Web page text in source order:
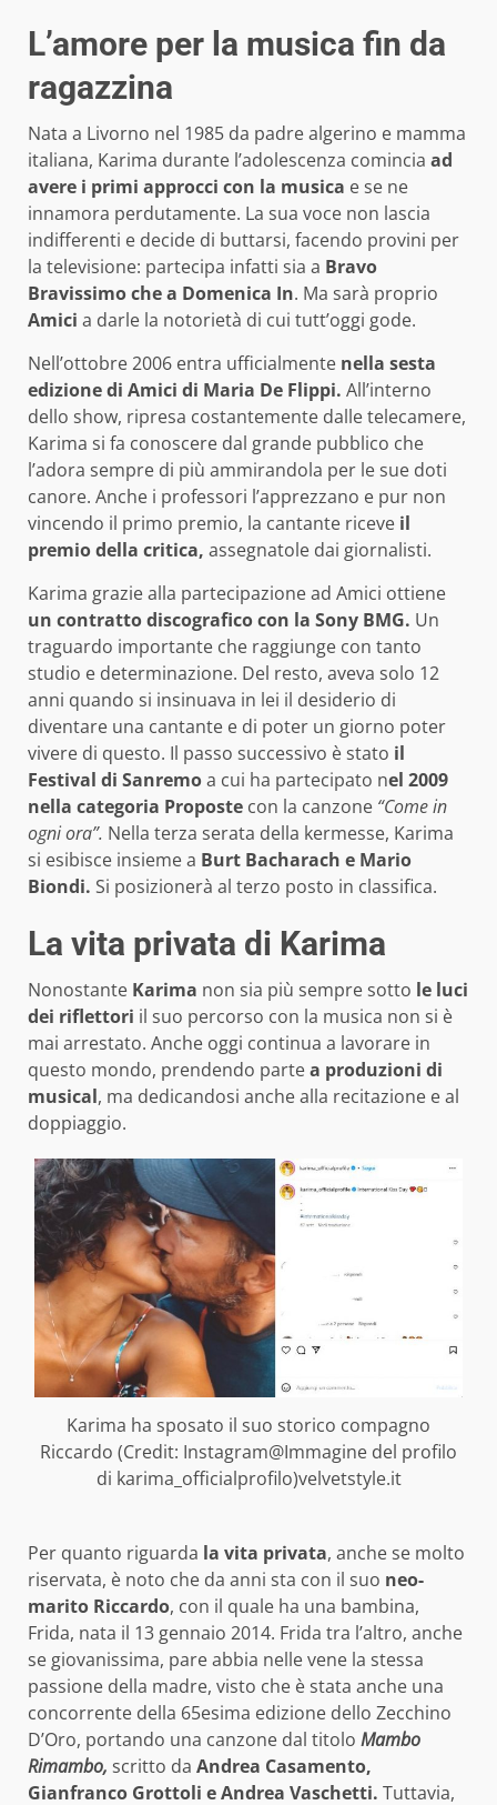
L’amore per la musica fin da
ragazzina
Nata a Livorno nel 1985 da padre algerino e mamma
italiana, Karima durante l’adolescenza comincia ad
avere i primi approcci con la musica e se ne
innamora perdutamente. La sua voce non lascia
indifferenti e decide di buttarsi, facendo provini per
la televisione: partecipa infatti sia a Bravo
Bravissimo che a Domenica In. Ma sarà proprio
Amici a darle la notorietà di cui tutt’oggi gode.
Nell’ottobre 2006 entra ufficialmente nella sesta
edizione di Amici di Maria De Flippi. All’interno
dello show, ripresa costantemente dalle telecamere,
Karima si fa conoscere dal grande pubblico che
l’adora sempre di più ammirandola per le sue doti
canore. Anche i professori l’apprezzano e pur non
vincendo il primo premio, la cantante riceve il
premio della critica, assegnatole dai giornalisti.
Karima grazie alla partecipazione ad Amici ottiene
un contratto discografico con la Sony BMG. Un
traguardo importante che raggiunge con tanto
studio e determinazione. Del resto, aveva solo 12
anni quando si insinuava in lei il desiderio di
diventare una cantante e di poter un giorno poter
vivere di questo. Il passo successivo è stato il
Festival di Sanremoa cui ha partecipato nel 2009
nella categoria Proposte con la canzone “Come in
ogni ora”. Nella terza serata della kermesse, Karima
si esibisce insieme a Burt Bacharach e Mario
Biondi. Si posizionerà al terzo posto in classifica.
La vita privata di Karima
Nonostante Karima non sia più sempre sotto le luci
dei riflettori il suo percorso con la musica non si è
mai arrestato. Anche oggi continua a lavorare in
questo mondo, prendendo partea produzioni di
musical, ma dedicandosi anche alla recitazione e al
doppiaggio.
Karima ha sposato il suo storico compagno
Riccardo (Credit: Instagram@Immagine del profilo
di karima_officialprofilo)velvetstyle.it
Per quanto riguarda la vita privata, anche se molto
riservata, è noto che da anni sta con il suo neo-
marito Riccardo, con il quale ha una bambina,
Frida, nata il 13 gennaio 2014. Frida tra l’altro, anche
se giovanissima, pare abbia nelle vene la stessa
passione della madre, visto che è stata anche una
concorrente della 65esima edizione dello Zecchino
D’Oro, portando una canzone dal titolo Mambo
Rimambo, scritto da Andrea Casamento,
Gianfranco Grottoli e Andrea Vaschetti. Tuttavia,